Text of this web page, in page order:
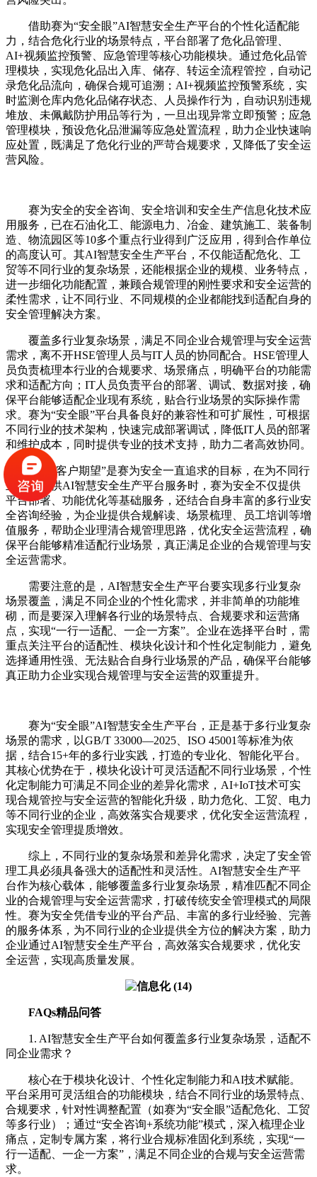
借助赛为“安全眼”AI智慧安全生产平台的个性化适配能
力，结合危化行业的场景特点，平台部署了危化品管理、
AI+视频监控预警、应急管理等核心功能模块。通过危化品管
理模块，实现危化品出入库、储存、转运全流程管控，自动记
录危化品流向，确保合规可追溯；AI+视频监控预警系统，实
时监测仓库内危化品储存状态、人员操作行为，自动识别违规
堆放、未佩戴防护用品等行为，一旦出现异常立即预警；应急
管理模块，预设危化品泄漏等应急处置流程，助力企业快速响
应处置，既满足了危化行业的严苛合规要求，又降低了安全运
营风险。
赛为安全的安全咨询、安全培训和安全生产信息化技术应
用服务，已在石油化工、能源电力、冶金、建筑施工、装备制
造、物流园区等10多个重点行业得到广泛应用，得到合作单位
的高度认可。其AI智慧安全生产平台，不仅能适配危化、工
贸等不同行业的复杂场景，还能根据企业的规模、业务特点，
进一步细化功能配置，兼顾合规管理的刚性要求和安全运营的
柔性需求，让不同行业、不同规模的企业都能找到适配自身的
安全管理解决方案。
覆盖多行业复杂场景，满足不同企业合规管理与安全运营
需求，离不开HSE管理人员与IT人员的协同配合。HSE管理人
员负责梳理本行业的合规要求、场景痛点，明确平台的功能需
求和适配方向；IT人员负责平台的部署、调试、数据对接，确
保平台能够适配企业现有系统，贴合行业场景的实际操作需
求。赛为“安全眼”平台具备良好的兼容性和可扩展性，可根据
不同行业的技术架构，快速完成部署调试，降低IT人员的部署
和维护成本，同时提供专业的技术支持，助力二者高效协同。
“永超客户期望”是赛为安全一直追求的目标，在为不同行
业企业提供AI智慧安全生产平台服务时，赛为安全不仅提供
平台部署、功能优化等基础服务，还结合自身丰富的多行业安
全咨询经验，为企业提供合规解读、场景梳理、员工培训等增
值服务，帮助企业理清合规管理思路，优化安全运营流程，确
保平台能够精准适配行业场景，真正满足企业的合规管理与安
全运营需求。
需要注意的是，AI智慧安全生产平台要实现多行业复杂
场景覆盖，满足不同企业的个性化需求，并非简单的功能堆
砌，而是要深入理解各行业的场景特点、合规要求和运营痛
点，实现“一行一适配、一企一方案”。企业在选择平台时，需
重点关注平台的适配性、模块化设计和个性化定制能力，避免
选择通用性强、无法贴合自身行业场景的产品，确保平台能够
真正助力企业实现合规管理与安全运营的双重提升。
赛为“安全眼”AI智慧安全生产平台，正是基于多行业复杂
场景的需求，以GB/T 33000—2025、ISO 45001等标准为依
据，结合15+年的多行业实践，打造的专业化、智能化平台。
其核心优势在于，模块化设计可灵活适配不同行业场景，个性
化定制能力可满足不同企业的差异化需求，AI+IoT技术可实
现合规管控与安全运营的智能化升级，助力危化、工贸、电力
等不同行业的企业，高效落实合规要求，优化安全运营流程，
实现安全管理提质增效。
综上，不同行业的复杂场景和差异化需求，决定了安全管
理工具必须具备强大的适配性和灵活性。AI智慧安全生产平
台作为核心载体，能够覆盖多行业复杂场景，精准匹配不同企
业的合规管理与安全运营需求，打破传统安全管理模式的局限
性。赛为安全凭借专业的平台产品、丰富的多行业经验、完善
的服务体系，为不同行业的企业提供全方位的解决方案，助力
企业通过AI智慧安全生产平台，高效落实合规要求，优化安
全运营，实现高质量发展。
FAQs精品问答
1. AI智慧安全生产平台如何覆盖多行业复杂场景，适配不
同企业需求？
核心在于模块化设计、个性化定制能力和AI技术赋能。
平台采用可灵活组合的功能模块，结合不同行业的场景特点、
合规要求，针对性调整配置（如赛为“安全眼”适配危化、工贸
等多行业）；通过“安全咨询+系统功能”模式，深入梳理企业
痛点，定制专属方案，将行业合规标准固化到系统，实现“一
行一适配、一企一方案”，满足不同企业的合规与安全运营需
求。